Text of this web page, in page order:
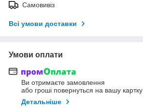
Самовивіз
Всі умови доставки
Умови оплати
Ви отримаєте замовлення
або гроші повернуться на вашу картку
Детальніше